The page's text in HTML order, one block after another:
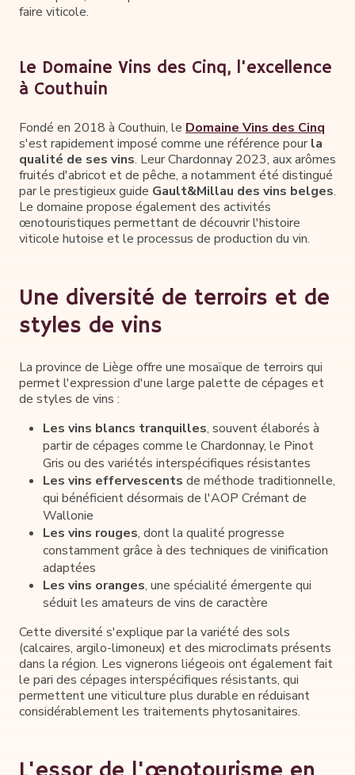
faire viticole.
Le Domaine Vins des Cinq, l'excellence
à Couthuin
Fondé en 2018 à Couthuin, le Domaine Vins des Cinq
s'est rapidement imposé comme une référence pour la
qualité de ses vins. Leur Chardonnay 2023, aux arômes
fruités d'abricot et de pêche, a notamment été distingué
par le prestigieux guide Gault&Millau des vins belges.
Le domaine propose également des activités
œnotouristiques permettant de découvrir l'histoire
viticole hutoise et le processus de production du vin.
Une diversité de terroirs et de
styles de vins
La province de Liège offre une mosaïque de terroirs qui
permet l'expression d'une large palette de cépages et
de styles de vins :
Les vins blancs tranquilles, souvent élaborés à
partir de cépages comme le Chardonnay, le Pinot
Gris ou des variétés interspécifiques résistantes
Les vins effervescents de méthode traditionnelle,
qui bénéficient désormais de l'AOP Crémant de
Wallonie
Les vins rouges, dont la qualité progresse
constamment grâce à des techniques de vinification
adaptées
Les vins oranges, une spécialité émergente qui
séduit les amateurs de vins de caractère
Cette diversité s'explique par la variété des sols
(calcaires, argilo-limoneux) et des microclimats présents
dans la région. Les vignerons liégeois ont également fait
le pari des cépages interspécifiques résistants, qui
permettent une viticulture plus durable en réduisant
considérablement les traitements phytosanitaires.